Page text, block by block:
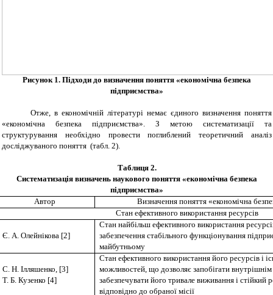
Рисунок 1. Підходи до визначення поняття «економічна безпека
підприємства»
Отже, в економічній літературі немає єдиного визначення поняття
«економічна безпека підприємства». З метою систематизації та
структурування необхідно провести поглиблений теоретичний аналіз
досліджуваного поняття (табл. 2).
Таблиця 2.
Систематизація визначень наукового поняття «економічна безпека
підприємства»
Автор
Визначення поняття «економічна
Стан ефективного використання ресурсів
Є. А. Олейнікова [2]
Стан найбільш ефективного використання
забезпечення стабільного функціонування
майбутньому
С. Н. Ілляшенко, [3]
Т. Б. Кузенко [4]
Стан ефективного використання його ресурсів i
можливостей, що дозволяє запобігати
забезпечувати його тривале виживання i стійкий
відповідно до обраної місії